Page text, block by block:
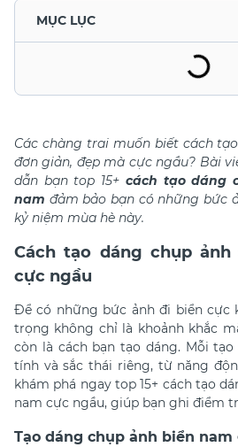
MỤC LỤC
Các chàng trai muốn biết cách
đơn giản, đẹp mà cực ngầu? Bài
dẫn bạn top 15+ cách tạo dáng
nam đảm bảo bạn có những bức
kỷ niệm mùa hè này.
Cách tạo dáng chụp
cực ngầu
Để có những bức ảnh đi biển cực
trọng không chỉ là khoảnh khắc
còn là cách bạn tạo dáng. Mỗi
tính và sắc thái riêng, từ năng
khám phá ngay top 15+ cách tạo
nam cực ngầu, giúp bạn ghi điểm
Tạo dáng chụp ảnh biển